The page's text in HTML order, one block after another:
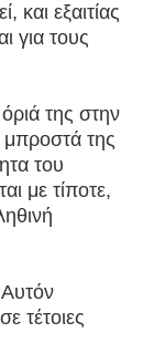
εξαιτίας
για τους
της στην
μπροστά της
του
με τίποτε,
τέτοιες